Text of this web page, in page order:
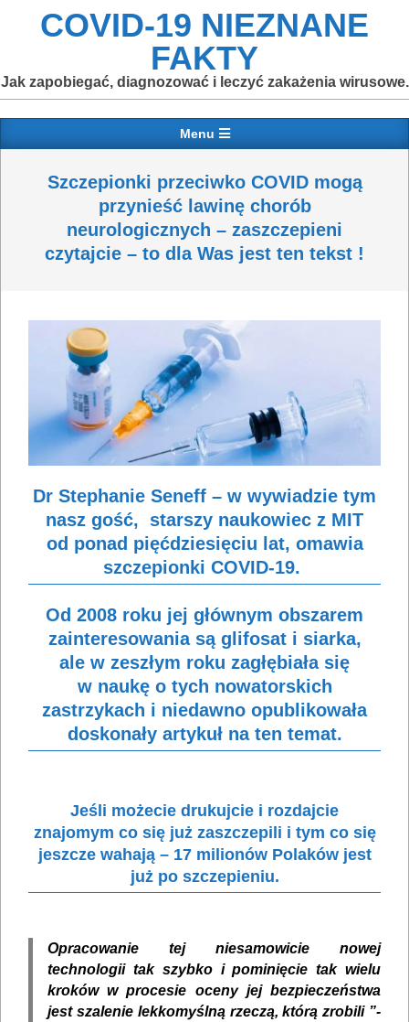
COVID-19 NIEZNANE
FAKTY
Jak zapobiegać, diagnozować i leczyć zakażenia wirusowe.
Navigation
Menu
Szczepionki przeciwko COVID mogą
przynieść lawinę chorób
neurologicznych – zaszczepieni
czytajcie – to dla Was jest ten tekst !
Dr Stephanie Seneff – w wywiadzie tym
nasz gość, starszy naukowiec z MIT
od ponad pięćdziesięciu lat, omawia
szczepionki COVID-19.
Od 2008 roku jej głównym obszarem
zainteresowania są glifosat i siarka,
ale w zeszłym roku zagłębiała się
w naukę o tych nowatorskich
zastrzykach i niedawno opublikowała
doskonały artykuł na ten temat.
Jeśli możecie drukujcie i rozdajcie
znajomym co się już zaszczepili i tym co się
jeszcze wahają – 17 milionów Polaków jest
już po szczepieniu.
Opracowanie tej niesamowicie nowej
technologii tak szybko i pominięcie tak wielu
kroków w procesie oceny jej bezpieczeństwa
jest szalenie lekkomyślną rzeczą, którą zrobili ”-